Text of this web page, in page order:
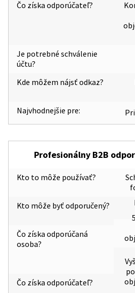
Čo získa odporúčateľ?
Je potrebné schválenie
účtu?
Kde môžem nájsť odkaz?
Najvhodnejšie pre:
Profesionálny B2B
Kto to môže používať?
Kto môže byť odporučený?
Čo získa odporúčaná
osoba?
Čo získa odporúčateľ?